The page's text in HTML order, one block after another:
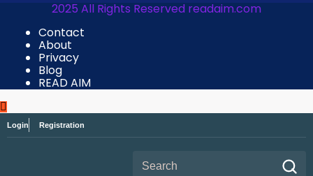
2025 All Rights Reserved readaim.com
Contact
About
Privacy
Blog
READ AIM
Login Registration